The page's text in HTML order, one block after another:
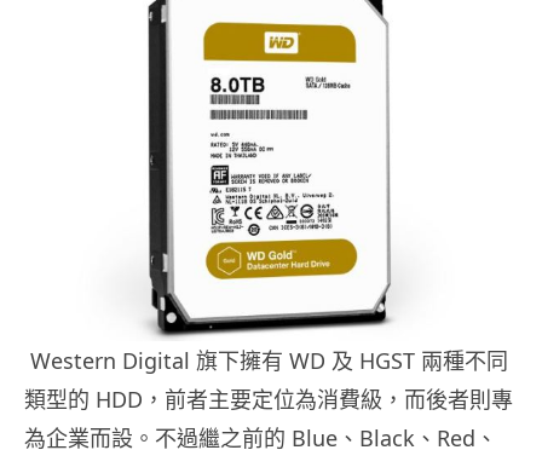
Western Digital 旗下擁有 WD 及 HGST 兩種不同
類型的 HDD，前者主要定位為消費級，而後者則專
為企業而設。不過繼之前的 Blue、Black、Red、